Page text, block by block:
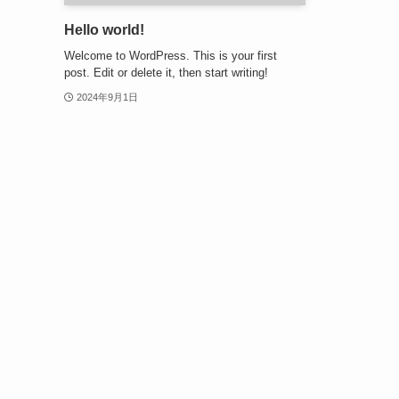
Hello world!
Welcome to WordPress. This is your first
post. Edit or delete it, then start writing!
2024年9月1日